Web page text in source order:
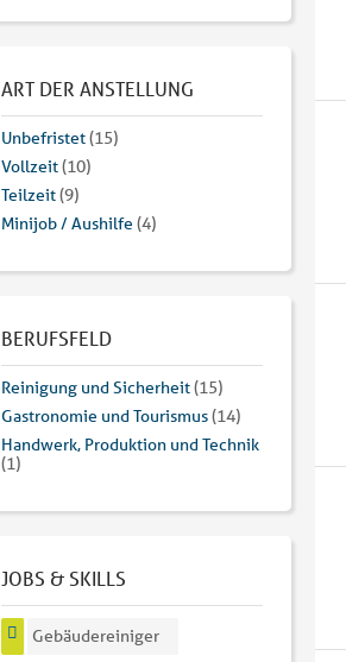
ART DER ANSTELLUNG
Unbefristet(15)
Vollzeit(10)
Teilzeit(9)
Minijob / Aushilfe (4)
BERUFSFELD
Reinigung und Sicherheit(15)
Gastronomie und Tourismus(14)
Handwerk, Produktion und Technik
(1)
JOBS & SKILLS
Gebäudereiniger